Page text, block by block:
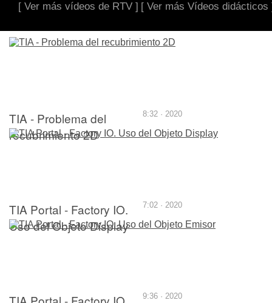
[ Ver más vídeos de RTV ] [ Ver más Vídeos didácticos
TIA - Problema del
recubrimiento 2D
8:32 · 2020
TIA Portal - Factory IO.
Uso del Objeto Display
7:02 · 2020
9:36 · 2020